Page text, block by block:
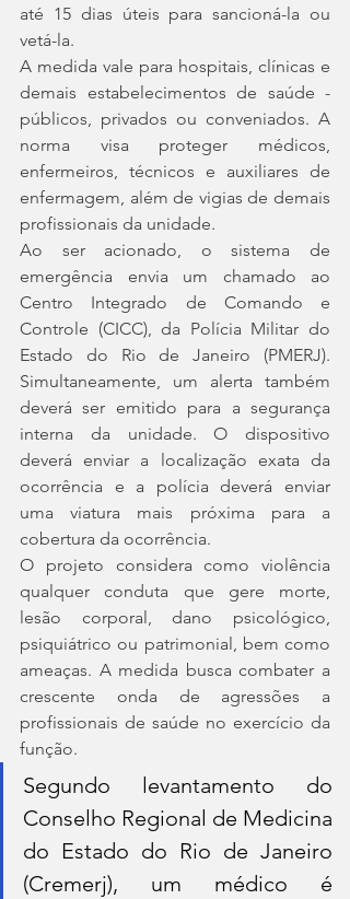
até 15 dias úteis para sancioná-la ou
vetá-la.
A medida vale para hospitais, clínicas e
demais estabelecimentos de saúde -
públicos, privados ou conveniados. A
norma visa proteger médicos,
enfermeiros, técnicos e auxiliares de
enfermagem, além de vigias de demais
profissionais da unidade.
Ao ser acionado, o sistema de
emergência envia um chamado ao
Centro Integrado de Comando e
Controle (CICC), da Polícia Militar do
Estado do Rio de Janeiro (PMERJ).
Simultaneamente, um alerta também
deverá ser emitido para a segurança
interna da unidade. O dispositivo
deverá enviar a localização exata da
ocorrência e a polícia deverá enviar
uma viatura mais próxima para a
cobertura da ocorrência.
O projeto considera como violência
qualquer conduta que gere morte,
lesão corporal, dano psicológico,
psiquiátrico ou patrimonial, bem como
ameaças. A medida busca combater a
crescente onda de agressões a
profissionais de saúde no exercício da
função.
Segundo levantamento do
Conselho Regional de Medicina
do Estado do Rio de Janeiro
(Cremerj), um médico é